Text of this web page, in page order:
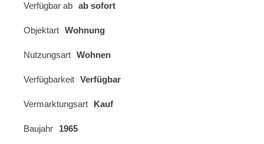
Verfügbar ab ab sofort
Objektart Wohnung
Nutzungsart Wohnen
Verfügbarkeit Verfügbar
Vermarktungsart Kauf
Baujahr 1965